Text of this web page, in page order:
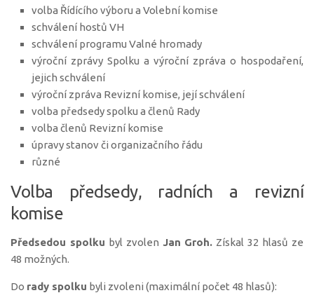
volba Řídícího výboru a Volební komise
schválení hostů VH
schválení programu Valné hromady
výroční zprávy Spolku a výroční zpráva o hospodaření,
jejich schválení
výroční zpráva Revizní komise, její schválení
volba předsedy spolku a členů Rady
volba členů Revizní komise
úpravy stanov či organizačního řádu
různé
Volba předsedy, radních a revizní
komise
Předsedou spolku byl zvolen Jan Groh. Získal 32 hlasů ze
48 možných.
Do rady spolku byli zvoleni (maximální počet 48 hlasů):